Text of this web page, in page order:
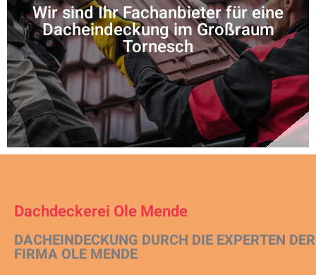
Wir sind Ihr Fachanbieter für eine
Dacheindeckung im Großraum
Tornesch
Dachdeckerei Ole Mende
DACHEINDECKUNG DURCH DIE EXPERTEN DER
FIRMA OLE MENDE